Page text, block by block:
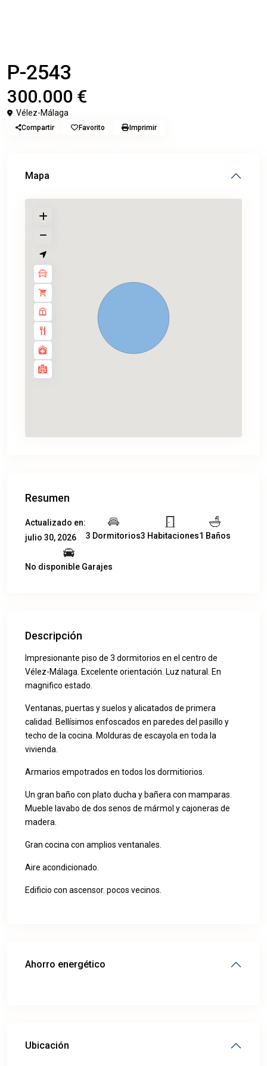
P-2543
300.000 €
Vélez-Málaga
Compartir Favorito Imprimir
Mapa
Resumen
Actualizado en:
julio 30, 2026
3 Dormitorios3 Habitaciones1 Baños
No disponible Garajes
Descripción
Impresionante piso de 3 dormitorios en el centro de
Vélez-Málaga. Excelente orientación. Luz natural. En
magnifico estado.
Ventanas, puertas y suelos y alicatados de primera
calidad. Bellísimos enfoscados en paredes del pasillo y
techo de la cocina. Molduras de escayola en toda la
vivienda.
Armarios empotrados en todos los dormitiorios.
Un gran baño con plato ducha y bañera con mamparas.
Mueble lavabo de dos senos de mármol y cajoneras de
madera.
Gran cocina con amplios ventanales.
Aire acondicionado.
Edificio con ascensor. pocos vecinos.
Ahorro energético
Ubicación